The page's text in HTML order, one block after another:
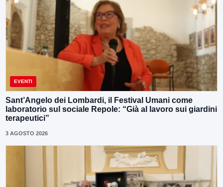
EVENTI
Sant’Angelo dei Lombardi, il Festival Umani come
laboratorio sul sociale Repole: “Già al lavoro sui giardini
terapeutici”
3 AGOSTO 2026